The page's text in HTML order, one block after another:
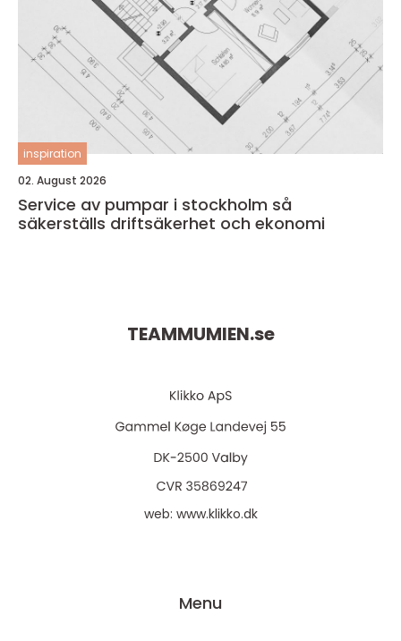
inspiration
02. August 2026
Service av pumpar i stockholm så
säkerställs driftsäkerhet och ekonomi
TEAMMUMIEN.se
web: www.klikko.dk
Menu